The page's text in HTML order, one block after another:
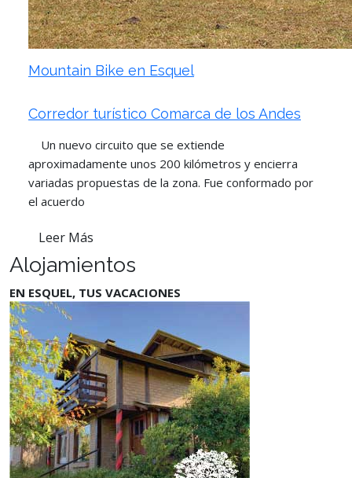
Mountain Bike en Esquel
Corredor turístico Comarca de los Andes
Un nuevo circuito que se extiende
aproximadamente unos 200 kilómetros y encierra
variadas propuestas de la zona. Fue conformado por
el acuerdo
Leer Más
Alojamientos
EN ESQUEL, TUS VACACIONES